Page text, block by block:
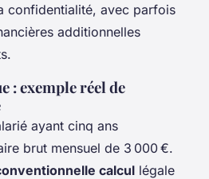
confidentialité, avec parfois
additionnelles
exemple réel de
ayant cinq ans
brut mensuel de 3 000 €.
calcul légale